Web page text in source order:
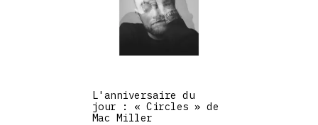
L'anniversaire du
jour : « Circles » de
Mac Miller